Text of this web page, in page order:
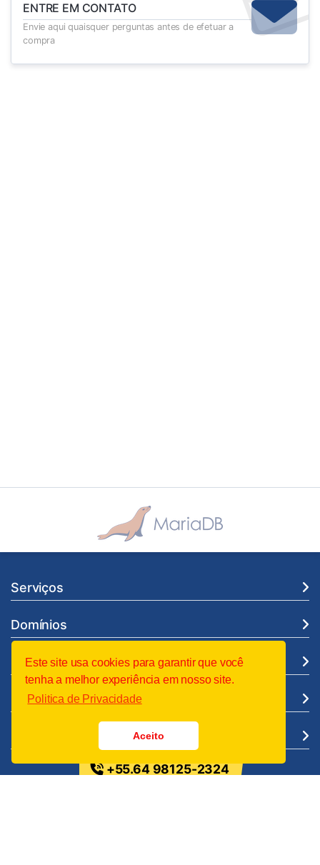
Este site usa cookies para garantir que você
tenha a melhor experiência em nosso site.
Politica de Privacidade
Aceito
ENTRE EM CONTATO
Envie aqui quaisquer perguntas antes de efetuar a
compra
Serviços
Domínios
Suporte
Institucional
+55.64 98125-2324